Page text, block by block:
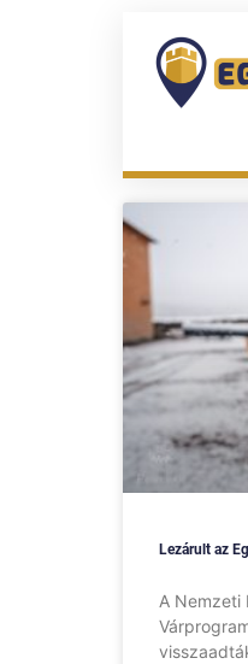
Lezárult az
A Nemzeti